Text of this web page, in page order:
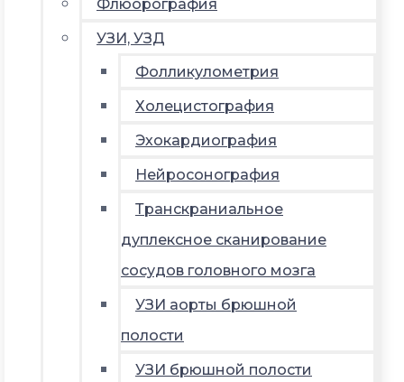
Флюорография
УЗИ, УЗД
Фолликулометрия
Холецистография
Эхокардиография
Нейросонография
Транскраниальное
дуплексное сканирование
сосудов головного мозга
УЗИ аорты брюшной
полости
УЗИ брюшной полости